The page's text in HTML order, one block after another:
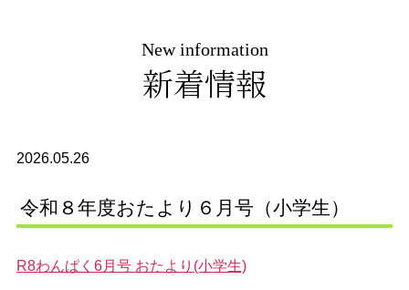
New information
新着情報
2026.05.26
令和８年度おたより６月号（小学生）
R8わんぱく6月号 おたより(小学生)